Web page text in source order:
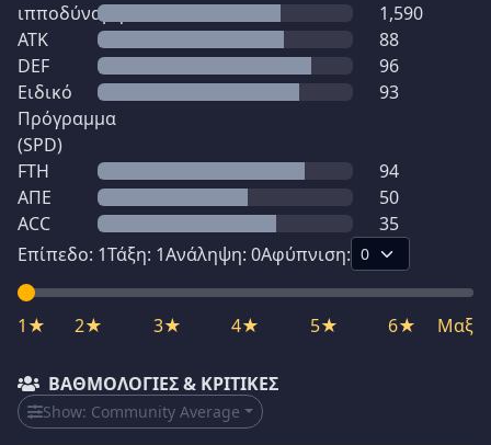
ιπποδύναμη
1,590
ATK
88
DEF
96
Ειδικό
Πρόγραμμα
(SPD)
93
FTH
94
ΑΠΕ
50
ACC
35
Επίπεδο: 1Τάξη: 1Ανάληψη: 0Αφύπνιση:
1★ 2★ 3★ 4★ 5★ 6★ Μαξ
ΒΑΘΜΟΛΟΓΊΕΣ & ΚΡΙΤΙΚΈΣ
Show: Community Average